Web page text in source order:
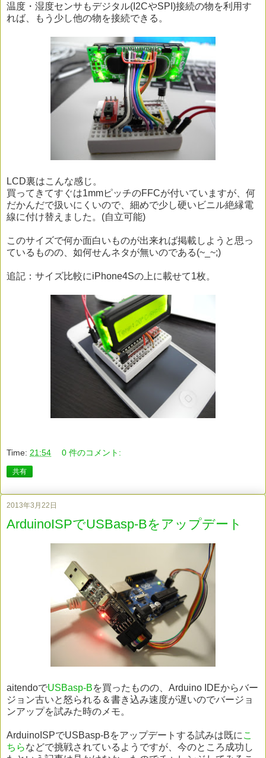
温度・湿度センサもデジタル(I2CやSPI)接続の物を利用す
れば、もう少し他の物を接続できる。
LCD裏はこんな感じ。
買ってきてすぐは1mmピッチのFFCが付いていますが、何
だかんだで扱いにくいので、細めで少し硬いビニル絶縁電
線に付け替えました。(自立可能)
このサイズで何か面白いものが出来れば掲載しようと思っ
ているものの、如何せんネタが無いのである(~_~;)
追記：サイズ比較にiPhone4Sの上に載せて1枚。
Time: 21:54 0 件のコメント:
共有
2013年3月22日
ArduinoISPでUSBasp-Bをアップデート
aitendoでUSBasp-Bを買ったものの、Arduino IDEからバー
ジョン古いと怒られる＆書き込み速度が遅いのでバージョ
ンアップを試みた時のメモ。
ArduinoISPでUSBasp-Bをアップデートする試みは既に こ
ちらなどで挑戦されているようですが、今のところ成功し